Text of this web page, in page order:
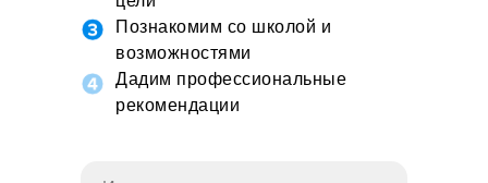
Познакомим со школой и
возможностями
Дадим профессиональные
рекомендации